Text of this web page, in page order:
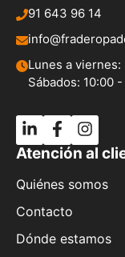
91 643 96 14
Lunes a
Sábados: 10:00
Atención al
Quiénes somos
Contacto
Dónde estamos